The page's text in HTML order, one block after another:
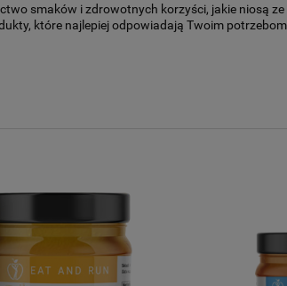
smaków i zdrowotnych korzyści, jakie niosą
które najlepiej odpowiadają Twoim